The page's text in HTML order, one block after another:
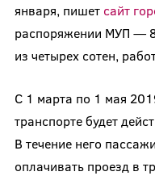
января, пишет сайт
распоряжении МУП —
из четырех сотен,
С 1 марта по 1 мая
транспорте будет
В течение него
оплачивать проезд в